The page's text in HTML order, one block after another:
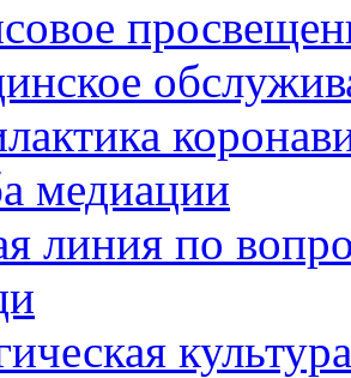
медиации
линия по
культура